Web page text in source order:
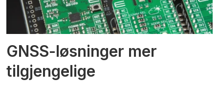
GNSS-løsninger mer
tilgjengelige